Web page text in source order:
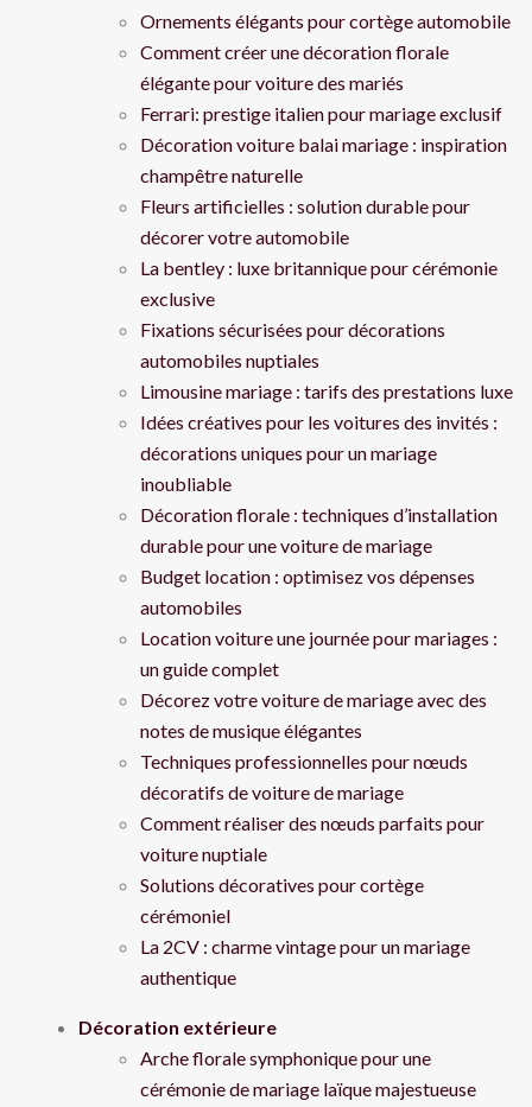
Ornements élégants pour cortège automobile
Comment créer une décoration florale
élégante pour voiture des mariés
Ferrari: prestige italien pour mariage exclusif
Décoration voiture balai mariage : inspiration
champêtre naturelle
Fleurs artificielles : solution durable pour
décorer votre automobile
La bentley : luxe britannique pour cérémonie
exclusive
Fixations sécurisées pour décorations
automobiles nuptiales
Limousine mariage : tarifs des prestations luxe
Idées créatives pour les voitures des invités :
décorations uniques pour un mariage
inoubliable
Décoration florale : techniques d’installation
durable pour une voiture de mariage
Budget location : optimisez vos dépenses
automobiles
Location voiture une journée pour mariages :
un guide complet
Décorez votre voiture de mariage avec des
notes de musique élégantes
Techniques professionnelles pour nœuds
décoratifs de voiture de mariage
Comment réaliser des nœuds parfaits pour
voiture nuptiale
Solutions décoratives pour cortège
cérémoniel
La 2CV : charme vintage pour un mariage
authentique
Décoration extérieure
Arche florale symphonique pour une
cérémonie de mariage laïque majestueuse